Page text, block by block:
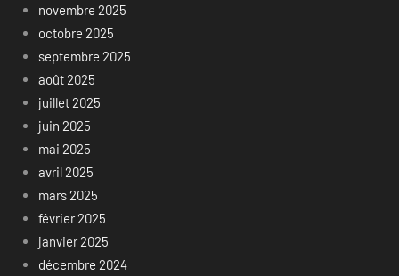
novembre 2025
octobre 2025
septembre 2025
août 2025
juillet 2025
juin 2025
mai 2025
avril 2025
mars 2025
février 2025
janvier 2025
décembre 2024